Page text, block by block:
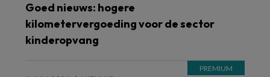
Goed nieuws: hogere
kilometervergoeding voor de sector
kinderopvang